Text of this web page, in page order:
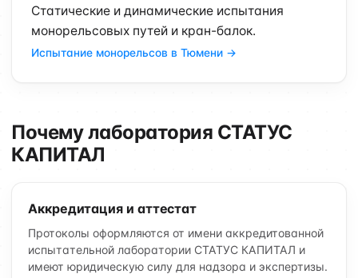
Статические и динамические испытания
монорельсовых путей и кран-балок.
Испытание монорельсов в Тюмени →
Почему лаборатория СТАТУС
КАПИТАЛ
Аккредитация и аттестат
Протоколы оформляются от имени аккредитованной
испытательной лаборатории СТАТУС КАПИТАЛ и
имеют юридическую силу для надзора и экспертизы.